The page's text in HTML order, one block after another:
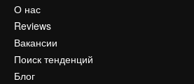
О нас
Reviews
Вакансии
Поиск тенденций
Блог